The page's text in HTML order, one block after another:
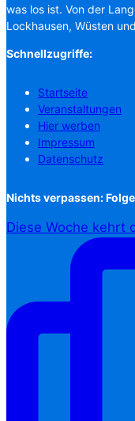
was los ist. Von der
Lockhausen, Wüsten
Schnellzugriffe:
Startseite
Veranstaltungen
Hier werben
Impressum
Datenschutz
Nichts verpassen:
Diese Woche kehrt